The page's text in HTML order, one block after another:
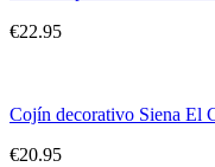
€22.95
Cojín decorativo Siena El
€20.95